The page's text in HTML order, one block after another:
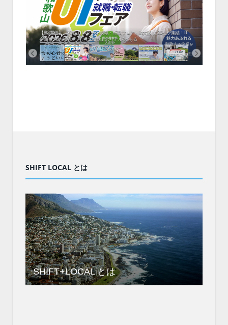
【8/8開催】「和歌山 UIターン就職・転職フェア」in大阪 に30社が集結！IT
企業も5社が参加、ここに“和歌山のリアル”がある
SHIFT LOCAL とは
SHIFT+LOCAL とは